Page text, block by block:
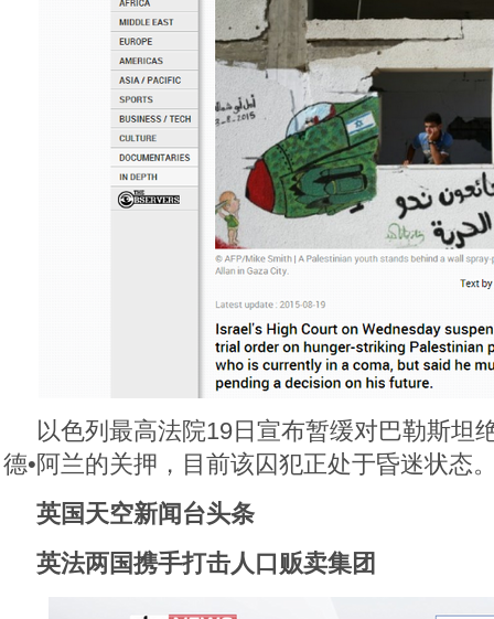
以色列最高法院19日宣布暂缓对巴勒斯坦
德•阿兰的关押，目前该囚犯正处于昏迷状态
英国天空新闻台头条
英法两国携手打击人口贩卖集团